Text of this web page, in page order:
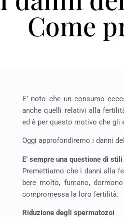
Come
E’ noto che un consumo
anche quelli relativi alla
ed è per questo motivo che
Oggi approfondiremo i danni
E’ sempre una questione di
Premettiamo che i danni alla
bere molto, fumano,
compromessa la loro fertilità.
Riduzione degli spermatozoi